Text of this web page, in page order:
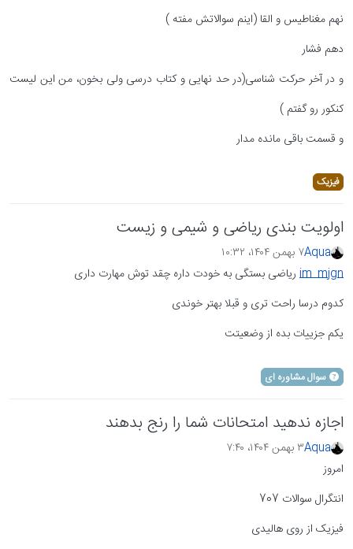
نهم مغناطیس و القا (اینم سوالاتش مفته )
دهم فشار
و در آخر حرکت شناسی(در حد نهایی و کتاب درسی ولی بخون، من این لیست
کنکور رو گفتم )
و قسمت باقی مانده مدار
فیزیک
اولویت بندی ریاضی و شیمی و زیست
Aqua۷ بهمن ۱۴۰۴،‏ ۱۰:۳۲
im_mjgn ریاضی بستگی به خودت داره چقد توش مهارت داری
کدوم درسا راحت تری و قبلا بهتر خوندی
یکم جزییات بده از وضعیتت
سوال مشاوره ای
اجازه ندهید امتحانات شما را رنج بدهند
Aqua۳ بهمن ۱۴۰۴،‏ ۷:۴۰
امروز
انتگرال سوالات 707
فیزیک از روی هالیدی